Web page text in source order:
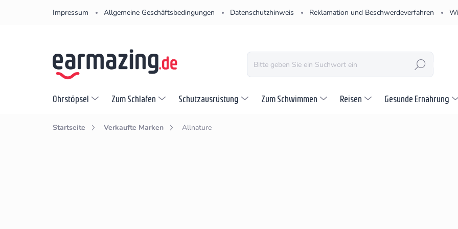
Impressum Allgemeine Geschäftsbedingungen Datenschutzhinweis Reklamation und Beschwerdeverfahren
SUCHEN
Ohrstöpsel Zum Schlafen Schutzausrüstung Zum Schwimmen Reisen Gesunde Ernährung
Startseite Verkaufte Marken Allnature